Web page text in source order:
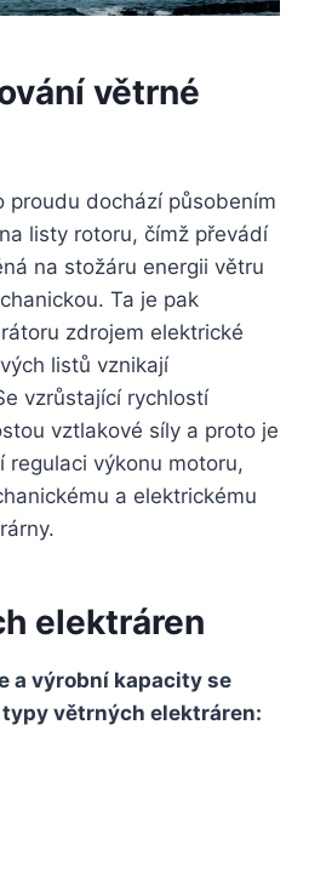
větrné
proudu dochází působením
listy rotoru, čímž převádí
na stožáru energii větru
Ta je pak
zdrojem elektrické
listů vznikají
vzrůstající rychlostí
vztlakové síly a proto je
výkonu motoru,
a elektrickému
elektráren
a výrobní kapacity se
větrných elektráren: